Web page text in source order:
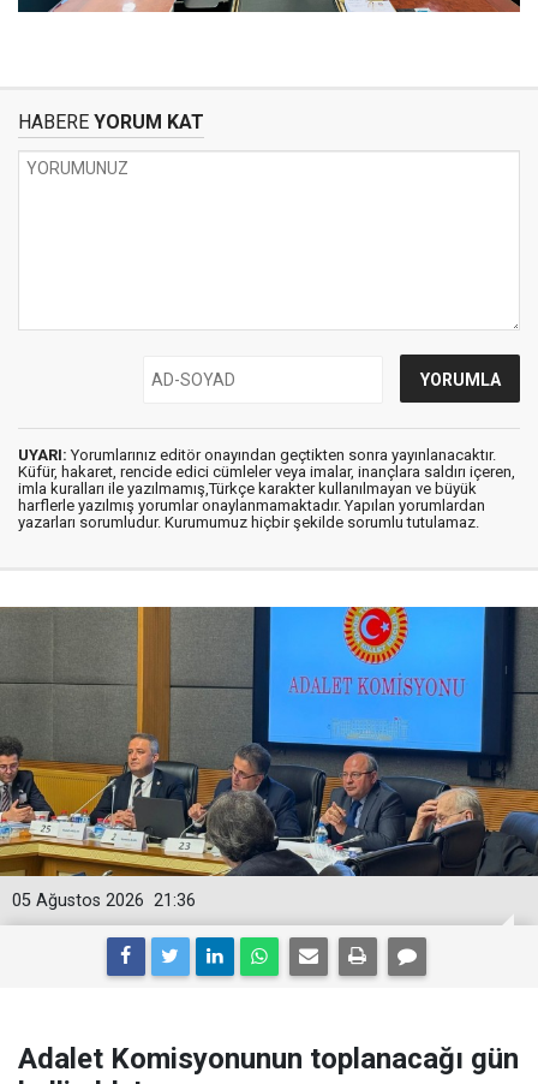
HABERE YORUM KAT
UYARI: Yorumlarınız editör onayından geçtikten sonra yayınlanacaktır.
Küfür, hakaret, rencide edici cümleler veya imalar, inançlara saldırı içeren,
imla kuralları ile yazılmamış,Türkçe karakter kullanılmayan ve büyük
harflerle yazılmış yorumlar onaylanmamaktadır. Yapılan yorumlardan
yazarları sorumludur. Kurumumuz hiçbir şekilde sorumlu tutulamaz.
21:36
05 Ağustos 2026
Adalet Komisyonunun toplanacağı gün